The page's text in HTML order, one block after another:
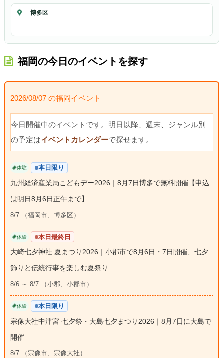
博多区
福岡の今日のイベントを探す
2026/08/07 の福岡イベント
今日開催中のイベントです。明日以降、週末、ジャンル別
の予定はイベントカレンダーで探せます。
体験 本日限り
九州経済産業局こどもデー2026｜8月7日博多で無料開催【申込
は明日8月6日正午まで】
8/7 （福岡市、博多区）
体験 本日最終日
大崎七夕神社 夏まつり2026｜小郡市で8月6日・7日開催、七夕
飾りと伝統行事を楽しむ夏祭り
8/6 ～ 8/7 （小郡、小郡市）
体験 本日限り
宗像大社中津宮 七夕祭・大島七夕まつり2026｜8月7日に大島で
開催
8/7 （宗像市、宗像大社）